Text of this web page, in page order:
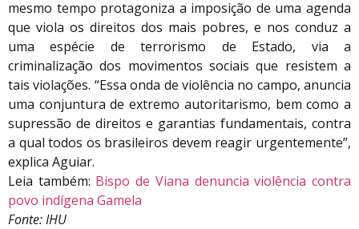
mesmo tempo protagoniza a imposição de uma agenda
que viola os direitos dos mais pobres, e nos conduz a
uma espécie de terrorismo de Estado, via a
criminalização dos movimentos sociais que resistem a
tais violações. “Essa onda de violência no campo, anuncia
uma conjuntura de extremo autoritarismo, bem como a
supressão de direitos e garantias fundamentais, contra
a qual todos os brasileiros devem reagir urgentemente”,
explica Aguiar.
Leia também: Bispo de Viana denuncia violência contra
povo indígena Gamela
Fonte: IHU